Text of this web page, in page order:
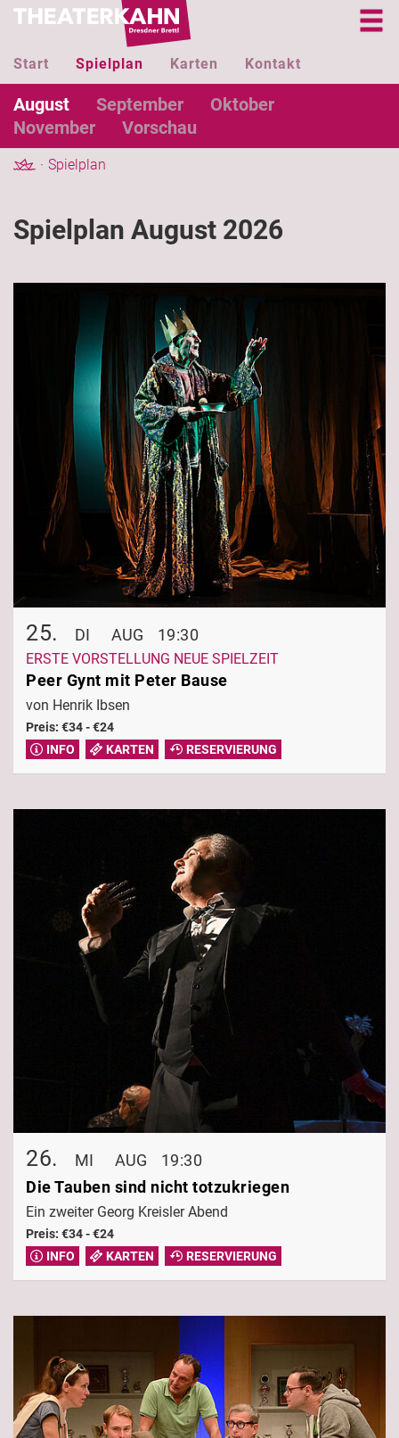
Start Spielplan Karten Kontakt
August September
Oktober
November
Vorschau
Spielplan
Spielplan August 2026
25. DI AUG 19:30
ERSTE VORSTELLUNG NEUE SPIELZEIT
Peer Gynt mit Peter Bause
von Henrik Ibsen
Preis: €34 - €24
INFO
KARTEN RESERVIERUNG
26. MI AUG
19:30
Die Tauben sind nicht totzukriegen
Ein zweiter Georg Kreisler Abend
Preis: €34 - €24
INFO
KARTEN RESERVIERUNG